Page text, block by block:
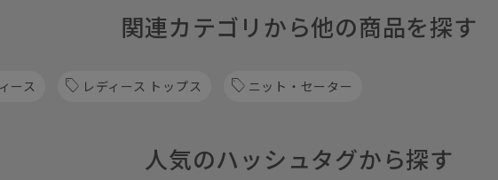
関連カテゴリから他の商品を探す
ース レディース トップス ニット・セーター
人気のハッシュタグから探す